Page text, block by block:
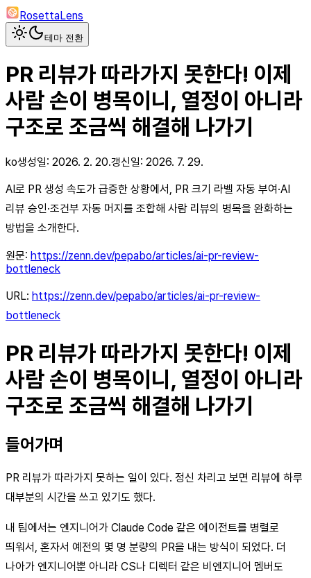
RosettaLens
테마 전환
PR 리뷰가 따라가지 못한다! 이제
사람 손이 병목이니, 열정이 아니라
구조로 조금씩 해결해 나가기
ko생성일: 2026. 2. 20.갱신일: 2026. 7. 29.
AI로 PR 생성 속도가 급증한 상황에서, PR 크기 라벨 자동 부여·AI
리뷰 승인·조건부 자동 머지를 조합해 사람 리뷰의 병목을 완화하는
방법을 소개한다.
원문: https://zenn.dev/pepabo/articles/ai-pr-review-
bottleneck
URL: https://zenn.dev/pepabo/articles/ai-pr-review-
bottleneck
PR 리뷰가 따라가지 못한다! 이제
사람 손이 병목이니, 열정이 아니라
구조로 조금씩 해결해 나가기
들어가며
PR 리뷰가 따라가지 못하는 일이 있다. 정신 차리고 보면 리뷰에 하루
대부분의 시간을 쓰고 있기도 했다.
내 팀에서는 엔지니어가 Claude Code 같은 에이전트를 병렬로
띄워서, 혼자서 예전의 몇 명 분량의 PR을 내는 방식이 되었다. 더
나아가 엔지니어뿐 아니라 CS나 디렉터 같은 비엔지니어 멤버도